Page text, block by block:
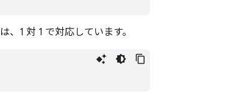
は、1 対 1 で対応しています。